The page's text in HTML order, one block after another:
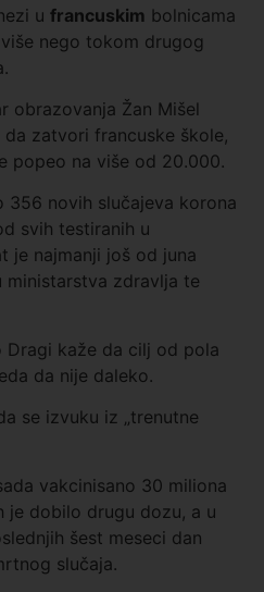
u francuskim bolnicama
nego tokom drugog
obrazovanja Žan Mišel
zatvori francuske škole,
popeo na više od 20.000.
356 novih slučajeva korona
svih testiranih u
je najmanji još od juna
ministarstva zdravlja te
Dragi kaže da cilj od pola
da nije daleko.
se izvuku iz „trenutne
vakcinisano 30 miliona
je dobilo drugu dozu, a u
šest meseci dan
slučaja.